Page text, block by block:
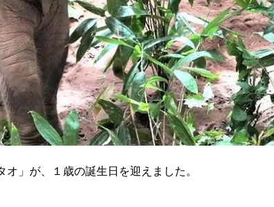
」が、１歳の誕生日を迎えました。